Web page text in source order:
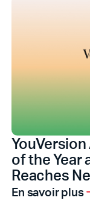
of the Year
Reaches
En savoir plus